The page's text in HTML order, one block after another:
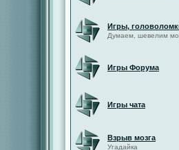
Игры,
Думаем, шевелим
Игры Форума
Игры чата
Взрыв мозга
Угадайка